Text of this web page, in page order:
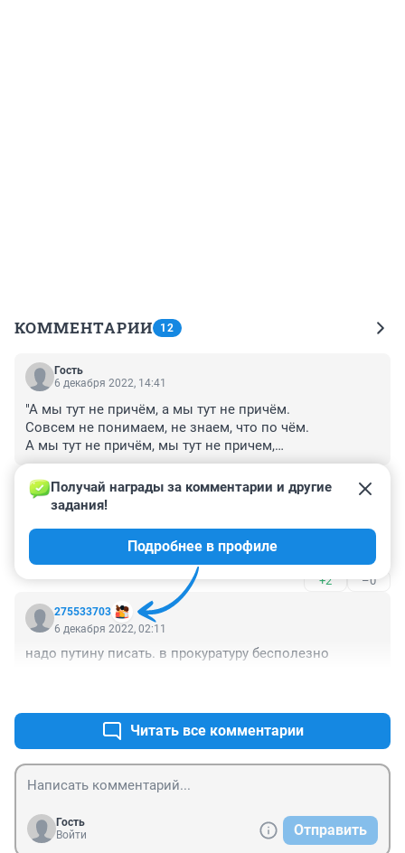
КОММЕНТАРИИ 12
Гость
6 декабря 2022, 14:41
"А мы тут не причём, а мы тут не причём.
Совсем не понимаем, не знаем, что по чём.
А мы тут не причём, мы тут не причем,
Кушаем мацу и играемся с мячом."
–0
Гость
Это наверное "замерзающая" еврОПА???)))))
+2 –0
275533703
Получай награды за комментарии и другие
задания!
Подробнее в профиле
6 декабря 2022, 02:11
надо путину писать. в прокуратуру бесполезно
Читать все комментарии
Гость
Войти
Отправить